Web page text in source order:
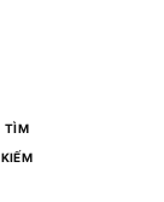
TÌM
KIẾM